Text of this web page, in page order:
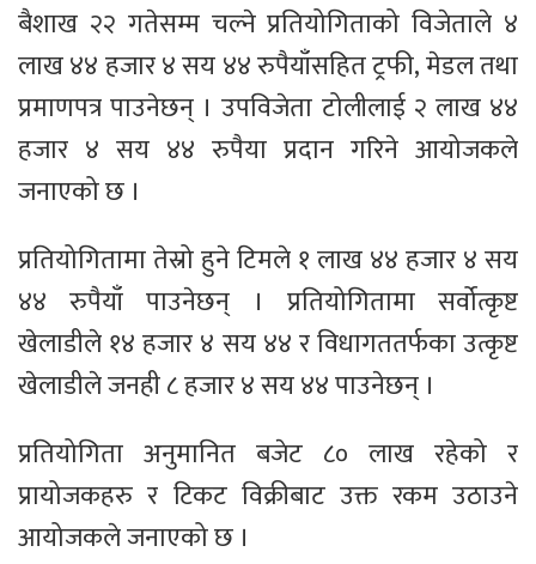
बैशाख २२ गतेसम्म चल्ने प्रतियोगिताको विजेताले ४
लाख ४४ हजार ४ सय ४४ रुपैयाँसहित ट्रफी, मेडल तथा
प्रमाणपत्र पाउनेछन् । उपविजेता टोलीलाई २ लाख ४४
हजार ४ सय ४४ रुपैया प्रदान गरिने आयोजकले
जनाएको छ ।
प्रतियोगितामा तेस्रो हुने टिमले १ लाख ४४ हजार ४ सय
४४ रुपैयाँ पाउनेछन् । प्रतियोगितामा सर्वोत्कृष्ट
खेलाडीले १४ हजार ४ सय ४४ र विधागततर्फका उत्कृष्ट
खेलाडीले जनही ८ हजार ४ सय ४४ पाउनेछन् ।
प्रतियोगिता अनुमानित बजेट ८० लाख रहेको र
प्रायोजकहरु र टिकट विक्रीबाट उक्त रकम उठाउने
आयोजकले जनाएको छ ।